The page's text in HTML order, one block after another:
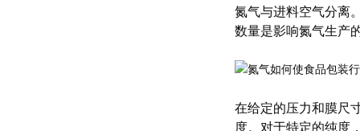
氮气与进料空气分离
数量是影响氮气生产
在给定的压力和膜尺
度。对于特定的纯度